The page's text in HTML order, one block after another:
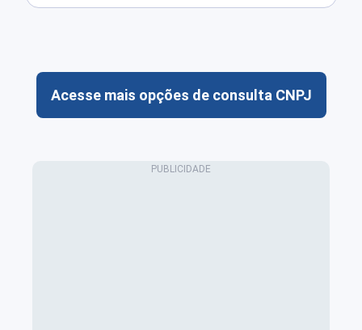
Acesse mais opções de consulta CNPJ